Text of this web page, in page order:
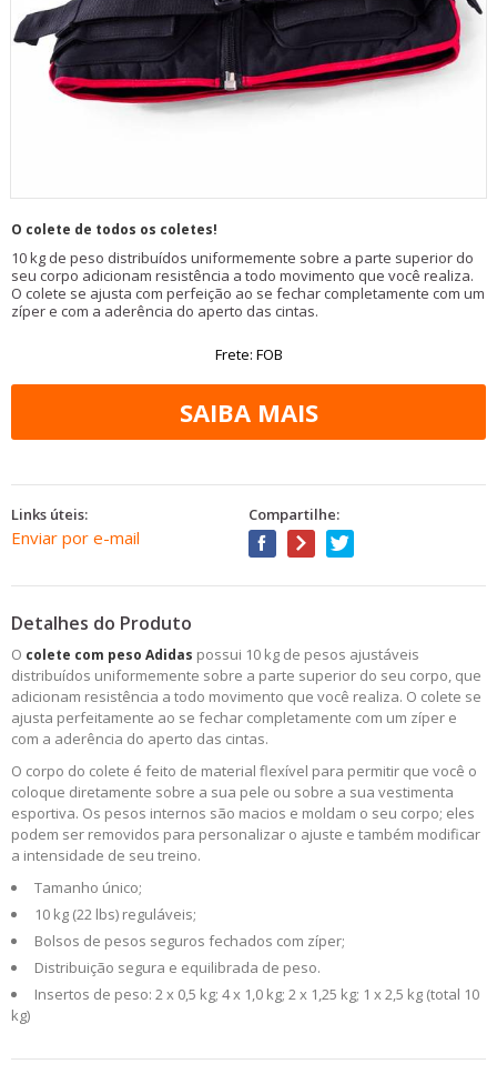
O colete de todos os coletes!
10 kg de peso distribuídos uniformemente sobre a parte superior do
seu corpo adicionam resistência a todo movimento que você realiza.
O colete se ajusta com perfeição ao se fechar completamente com um
zíper e com a aderência do aperto das cintas.
Frete: FOB
Links úteis:
Enviar por e-mail
Compartilhe:
Detalhes do Produto
O colete com peso Adidas possui 10 kg de pesos ajustáveis
distribuídos uniformemente sobre a parte superior do seu corpo, que
adicionam resistência a todo movimento que você realiza. O colete se
ajusta perfeitamente ao se fechar completamente com um zíper e
com a aderência do aperto das cintas.
O corpo do colete é feito de material flexível para permitir que você o
coloque diretamente sobre a sua pele ou sobre a sua vestimenta
esportiva. Os pesos internos são macios e moldam o seu corpo; eles
podem ser removidos para personalizar o ajuste e também modificar
a intensidade de seu treino.
Tamanho único;
10 kg (22 lbs) reguláveis;
Bolsos de pesos seguros fechados com zíper;
Distribuição segura e equilibrada de peso.
Insertos de peso: 2 x 0,5 kg; 4 x 1,0 kg; 2 x 1,25 kg; 1 x 2,5 kg (total 10
kg)